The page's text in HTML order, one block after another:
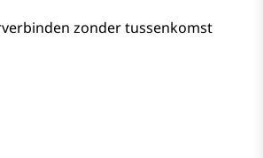
zonder tussenkomst